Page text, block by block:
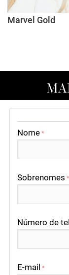
Marvel Gold
Nome *
Sobrenomes *
Número de
E-mail *